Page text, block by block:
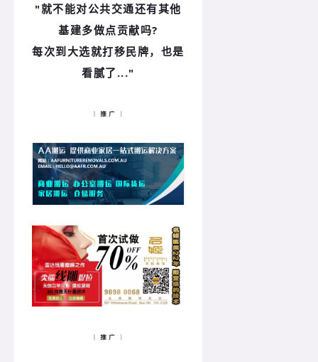
"就不能对公共交通还有其他
基建多做点贡献吗?
每次到大选就打移民牌，也是
看腻了..."